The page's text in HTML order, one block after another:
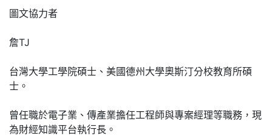
圖文協力者
詹TJ
台灣大學工學院碩士、美國德州大學奧斯汀分校教育所碩
士。
曾任職於電子業、傳產業擔任工程師與專案經理等職務，現
為財經知識平台執行長。